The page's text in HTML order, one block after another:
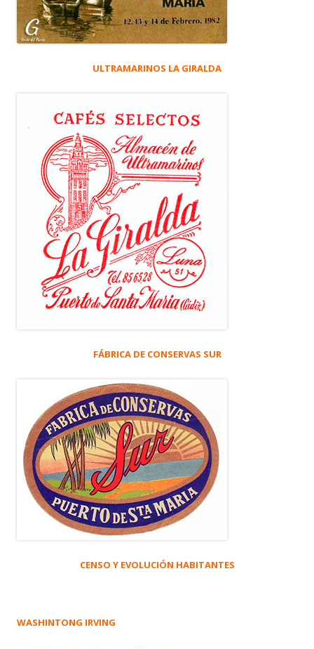
ULTRAMARINOS LA GIRALDA
FÁBRICA DE CONSERVAS SUR
CENSO Y EVOLUCIÓN HABITANTES
WASHINTONG IRVING